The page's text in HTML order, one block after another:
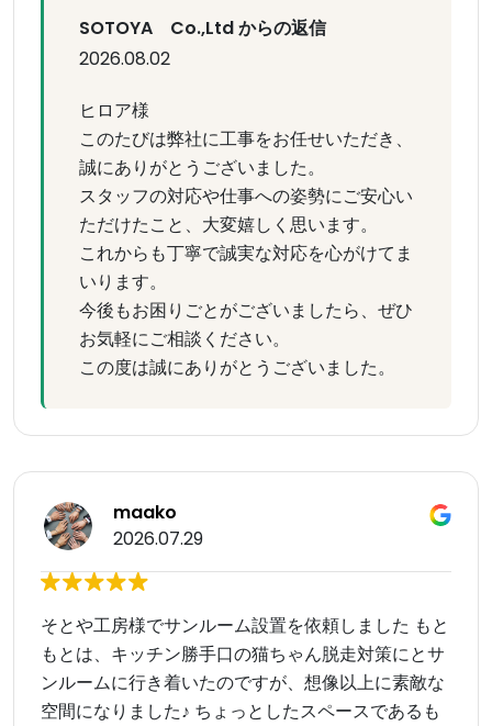
SOTOYA Co.,Ltd からの返信
2026.08.02
ヒロア様
このたびは弊社に工事をお任せいただき、
誠にありがとうございました。
スタッフの対応や仕事への姿勢にご安心い
ただけたこと、大変嬉しく思います。
これからも丁寧で誠実な対応を心がけてま
いります。
今後もお困りごとがございましたら、ぜひ
お気軽にご相談ください。
この度は誠にありがとうございました。
maako
2026.07.29
そとや工房様でサンルーム設置を依頼しました もと
もとは、キッチン勝手口の猫ちゃん脱走対策にとサ
ンルームに行き着いたのですが、想像以上に素敵な
空間になりました♪ ちょっとしたスペースであるも